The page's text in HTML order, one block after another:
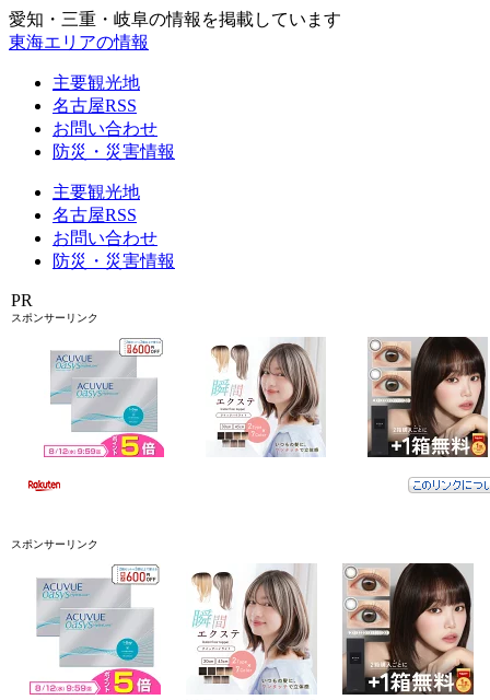
愛知・三重・岐阜の情報を掲載しています
東海エリアの情報
主要観光地
名古屋RSS
お問い合わせ
防災・災害情報
主要観光地
名古屋RSS
お問い合わせ
防災・災害情報
PR
スポンサーリンク
スポンサーリンク